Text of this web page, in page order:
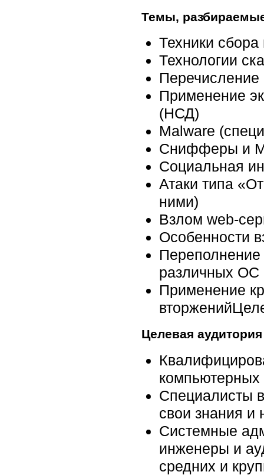
Темы,
Техники
Технологии
Перечисление
Применение
(НСД)
Malware
Снифферы и
Социальная
Атаки типа
ними)
Взлом web-
Особенности
различных ОС
Применение
Целевая
компьютерных
Специалисты
свои знания и
Системные
инженеры и
средних и